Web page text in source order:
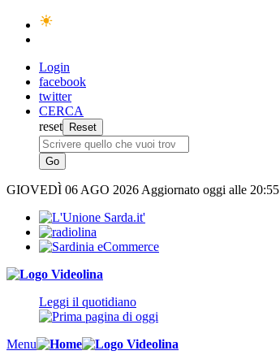
Login
facebook
twitter
CERCA
reset
GIOVEDÌ 06 AGO 2026 Aggiornato oggi alle 20:55
Leggi il quotidiano
Menu